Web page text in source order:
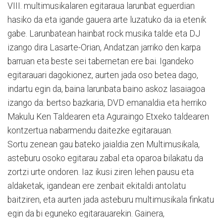
VIII. multimusikalaren egitaraua larunbat eguerdian
hasiko da eta igande gauera arte luzatuko da ia etenik
gabe. Larunbatean hainbat rock musika talde eta DJ
izango dira Lasarte-Orian, Andatzan jarriko den karpa
barruan eta beste sei tabernetan ere bai. Igandeko
egitarauari dagokionez, aurten jada oso betea dago,
indartu egin da, baina larunbata baino askoz lasaiagoa
izango da: bertso bazkaria, DVD emanaldia eta herriko
Makulu Ken Taldearen eta Aguraingo Etxeko taldearen
kontzertua nabarmendu daitezke egitarauan.
Sortu zenean gau bateko jaialdia zen Multimusikala,
asteburu osoko egitarau zabal eta oparoa bilakatu da
zortzi urte ondoren. Iaz ikusi ziren lehen pausu eta
aldaketak, igandean ere zenbait ekitaldi antolatu
baitziren, eta aurten jada asteburu multimusikala finkatu
egin da bi eguneko egitarauarekin. Gainera,